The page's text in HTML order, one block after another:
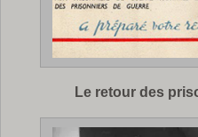
Le retour des